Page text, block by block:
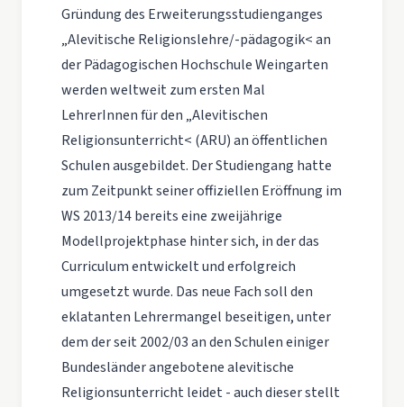
Gründung des Erweiterungsstudienganges
„Alevitische Religionslehre/-pädagogik< an
der Pädagogischen Hochschule Weingarten
werden weltweit zum ersten Mal
LehrerInnen für den „Alevitischen
Religionsunterricht< (ARU) an öffentlichen
Schulen ausgebildet. Der Studiengang hatte
zum Zeitpunkt seiner offiziellen Eröffnung im
WS 2013/14 bereits eine zweijährige
Modellprojektphase hinter sich, in der das
Curriculum entwickelt und erfolgreich
umgesetzt wurde. Das neue Fach soll den
eklatanten Lehrermangel beseitigen, unter
dem der seit 2002/03 an den Schulen einiger
Bundesländer angebotene alevitische
Religionsunterricht leidet - auch dieser stellt